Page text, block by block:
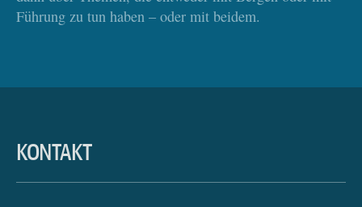
keine oder müssen mit der Skibrille gehen – das ist natürlich
Routenvorschläge für Familienskitouren von Bernhard Ziegler
(tourentipp-Verlag, 19,95 Eur,
Führung zu tun haben – oder mit beidem.
KONTAKT